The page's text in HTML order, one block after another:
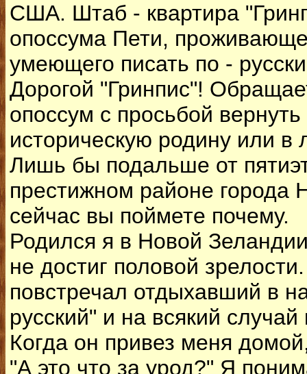
США. Штаб - квартира
опоссума Пети,
умеющего писать по -
Дорогой "Гринпис"!
опоссум с просьбой
историческую родину или в
Лишь бы подальше от
престижном районе города
сейчас вы поймете почему.
Родился я в Новой
не достиг половой
повстречал отдыхавший в
русский" и на всякий случай
Когда он привез меня
"А это что за урод?" Я